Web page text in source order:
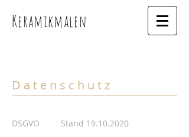
Keramikmalen
D a t e n s c h u t z
DSGVO Stand 19.10.2020